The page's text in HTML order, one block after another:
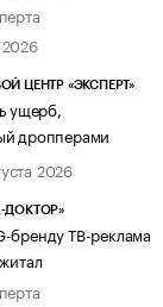
2026
ЦЕНТР «ЭКСПЕРТ»
ущерб,
дропперами
2026
бренду ТВ-реклама